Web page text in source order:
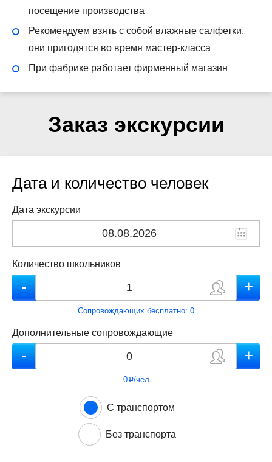
посещение производства
Рекомендуем взять с собой влажные салфетки,
они пригодятся во время мастер-класса
При фабрике работает фирменный магазин
Заказ экскурсии
Дата и количество человек
Дата экскурсии
Количество школьников
Сопровождающих бесплатно: 0
Дополнительные сопровождающие
0p/чел
С транспортом
Без транспорта